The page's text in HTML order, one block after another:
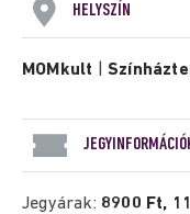
HELYSZÍN
MOMkult |
Jegyárak: 8900 Ft,